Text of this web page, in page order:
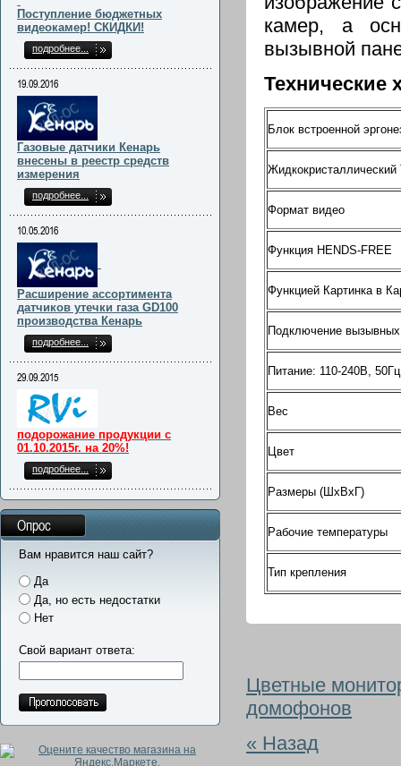
камер, а
вызывной
Технические
Блок встроенной
Жидкокристаллический
Формат видео
Функция HENDS-FREE
Функцией Картинка в
Подключение
Питание: 110-240В,
Вес
Цвет
Размеры (ШхВхГ)
Рабочие температуры
Тип крепления
Цветные
домофонов
« Назад
Поступление бюджетных
видеокамер! СКИДКИ!
подробнее...
19.09.2016
Газовые датчики Кенарь
внесены в реестр средств
измерения
подробнее...
10.05.2016
Расширение ассортимента
датчиков утечки газа GD100
производства Кенарь
подробнее...
29.09.2015
подорожание продукции с
01.10.2015г. на 20%!
подробнее...
Опрос
Вам нравится наш сайт?
Да
Да, но есть недостатки
Нет
Свой вариант ответа: